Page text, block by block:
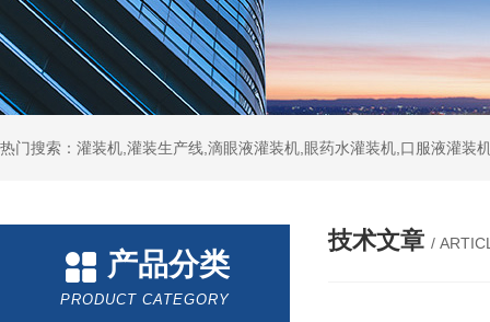
热门搜索：灌装机,灌装生产线,滴眼液灌装机,眼药水灌装机,口服液灌装
产品分类
PRODUCT CATEGORY
技术文章 /